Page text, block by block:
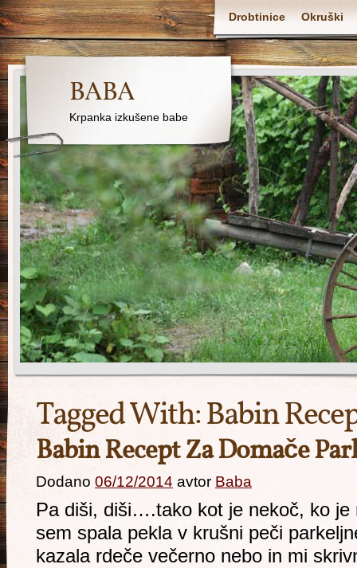
Drobtinice Okruški
BABA
Krpanka izkušene babe
Tagged With:Babin
Babin Recept Za Domače
Dodano 06/12/2014 avtor Baba
Pa diši, diši….tako kot je nekoč, ko je
sem spala pekla v krušni peči
kazala rdeče večerno nebo in mi